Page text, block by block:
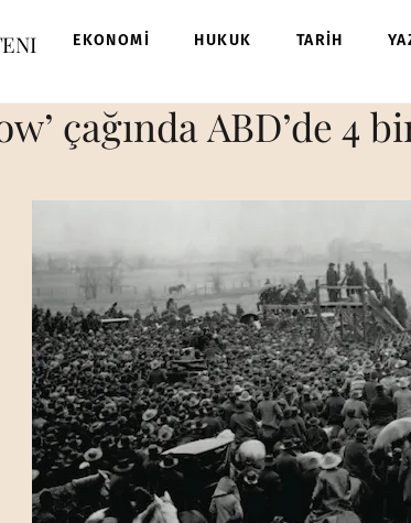
EKONOMİ HUKUK TARİH
çağında ABD’de